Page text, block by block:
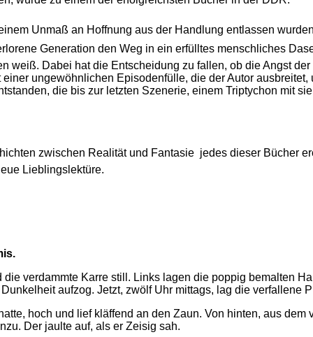
Unmaß an Hoffnung aus der Handlung entlassen
Generation den Weg in ein erfülltes menschliches
Dabei hat die Entscheidung zu fallen, ob die Angst
ungewöhnlichen Episodenfülle, die der Autor ausbreitet,
die bis zur letzten Szenerie, einem Triptychon mit
zwischen Realität und Fantasie  jedes dieser Bücher
Lieblingslektüre.
verdammte Karre still. Links lagen die poppig bemalten
aufzog. Jetzt, zwölf Uhr mittags, lag die verfallene
hoch und lief kläffend an den Zaun. Von hinten, aus dem
Der jaulte auf, als er Zeisig sah.